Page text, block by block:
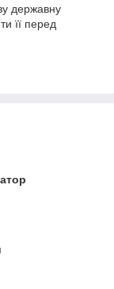
державну
її перед